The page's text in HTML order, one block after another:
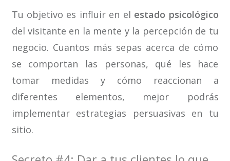
Tu objetivo es influir en el estado psicológico
del visitante en la mente y la percepción de tu
negocio. Cuantos más sepas acerca de cómo
se comportan las personas, qué les hace
tomar medidas y cómo reaccionan a
diferentes elementos, mejor podrás
implementar estrategias persuasivas en tu
sitio.